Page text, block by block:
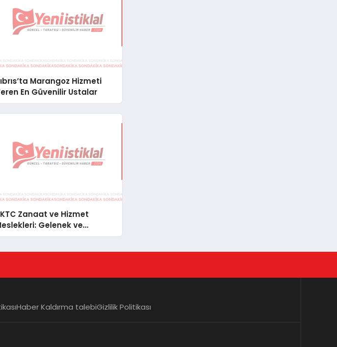
Marangoz Hizmeti
En Güvenilir Ustalar
Zanaat ve Hizmet
Gelenek ve
Buluşma Noktası
Haber Kaldırma talebiGizlilik Politikası